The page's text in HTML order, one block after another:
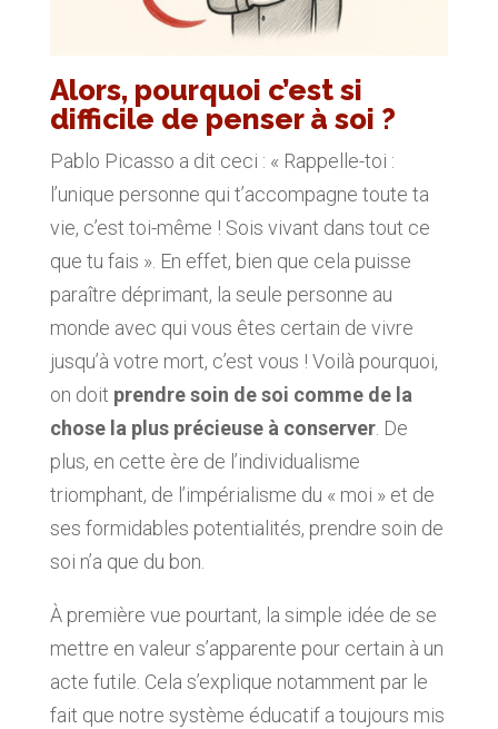
Alors, pourquoi c’est si
difficile de penser à soi ?
Pablo Picasso a dit ceci : « Rappelle-toi :
l’unique personne qui t’accompagne toute ta
vie, c’est toi-même ! Sois vivant dans tout ce
que tu fais ». En effet, bien que cela puisse
paraître déprimant, la seule personne au
monde avec qui vous êtes certain de vivre
jusqu’à votre mort, c’est vous ! Voilà pourquoi,
on doit prendre soin de soi comme de la
chose la plus précieuse à conserver. De
plus, en cette ère de l’individualisme
triomphant, de l’impérialisme du « moi » et de
ses formidables potentialités, prendre soin de
soi n’a que du bon.
À première vue pourtant, la simple idée de se
mettre en valeur s’apparente pour certain à un
acte futile. Cela s’explique notamment par le
fait que notre système éducatif a toujours mis